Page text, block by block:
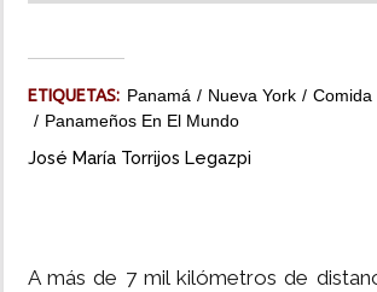
ETIQUETAS: Panamá Nueva York Comida
Panameños En El Mundo
José María Torrijos Legazpi
A más de 7 mil kilómetros de